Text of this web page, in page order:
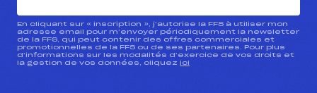
En cliquant sur « inscription », j’autorise la FFS à utiliser mon
adresse email pour m’envoyer périodiquement la newsletter
de la FFS, qui peut contenir des offres commerciales et
promotionnelles de la FFS ou de ses partenaires. Pour plus
d’informations sur les modalités d’exercice de vos droits et
la gestion de vos données, cliquez ici